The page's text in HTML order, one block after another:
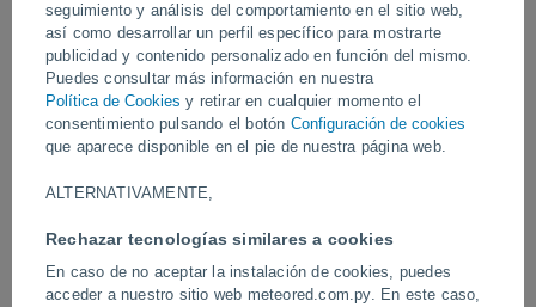
seguimiento y análisis del comportamiento en el sitio web,
así como desarrollar un perfil específico para mostrarte
publicidad y contenido personalizado en función del mismo.
Puedes consultar más información en nuestra
Política de Cookies y retirar en cualquier momento el
consentimiento pulsando el botón Configuración de cookies
que aparece disponible en el pie de nuestra página web.
ALTERNATIVAMENTE,
Rechazar tecnologías similares a cookies
En caso de no aceptar la instalación de cookies, puedes
acceder a nuestro sitio web meteored.com.py. En este caso,
El incidente evidenció la inestabilidad de la ladera, lo que ha
generado preocupación entre las autoridades y los vecinos por
posibles riesgos futuros durante la temporada del monzón.
Vídeos